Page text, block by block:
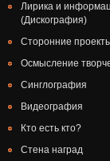
Лирика и
(Дискография)
Сторонние
Осмысление
Синглография
Видеография
Кто есть кто?
Стена наград